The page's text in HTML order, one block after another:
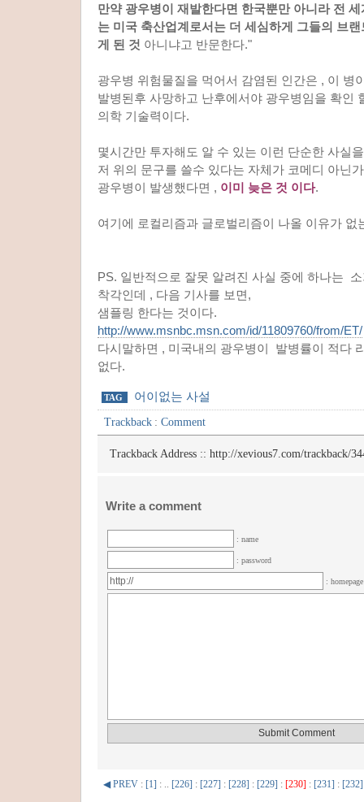
만약 광우병이 재발한다면 한국뿐만 아니라 전
는 미국 축산업계로서는 더 세심하게 그들의 브
게 된 것 아니냐고 반문한다."
광우병 위험물질을 먹어서 감염된 인간은 , 이 병
발병된후 사망하고 난후에서야 광우병임을 확인
의학 기술력이다.
몇시간만 투자해도 알 수 있는 이런 단순한 사실
저 위의 문구를 쓸수 있다는 자체가 코메디 아닌
광우병이 발생했다면 , 이미 늦은 것 이다.
여기에 로컬리즘과 글로벌리즘이 나올 이유가 없
PS. 일반적으로 잘못 알려진 사실 중에 하나는
착각인데 , 다음 기사를 보면,
샘플링 한다는 것이다.
http://www.msnbc.msn.com/id/11809760/from/ET/
다시말하면 , 미국내의 광우병이 발병률이 적다
없다.
TAG 어이없는 사설
Trackback : Comment
Trackback Address :: http://xevious7.com/trackback/
Write a comment
: name
: password
:
◀ PREV : [1] : .. [226] : [227] : [228] : [229] : [230] : [231] : [232]